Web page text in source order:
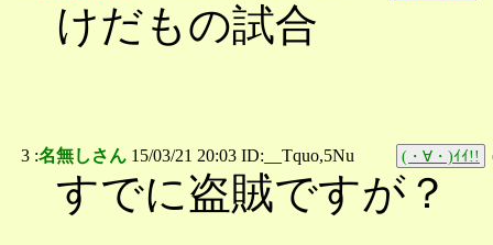
けだもの試合
3 :名無しさん 15/03/21 20:03 ID:__Tquo,5Nu (・∀・)ｲｲ!!
すでに盗賊ですが？